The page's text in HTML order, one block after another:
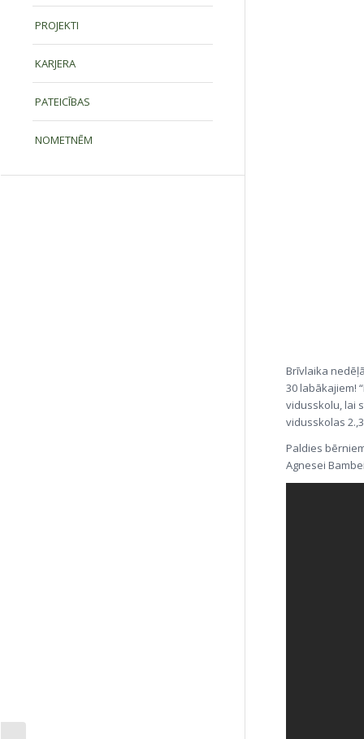
PROJEKTI
KARJERA
PATEICĪBAS
NOMETNĒM
Brīvlaika
30 labākajiem!
vidusskolu, lai
vidusskolas
Paldies
Agnesei